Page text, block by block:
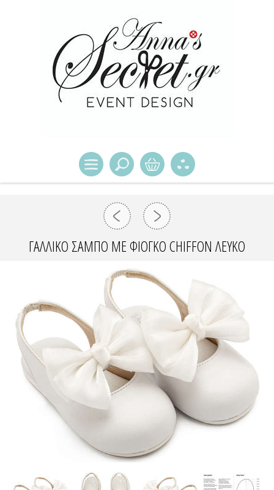
ΓΑΛΛΙΚΌ ΣΑΜΠΌ ΜΕ ΦΙΌΓΚΟ CHIFFON ΛΕΥΚΌ